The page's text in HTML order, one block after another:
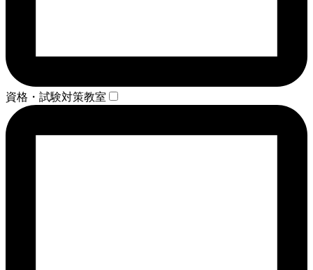
資格・試験対策教室